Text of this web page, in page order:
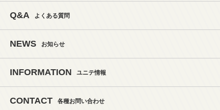
Q&A よくある質問
NEWS お知らせ
INFORMATION ユニテ情報
CONTACT 各種お問い合わせ